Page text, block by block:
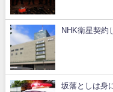
NHK衛星契約
坂落としは身